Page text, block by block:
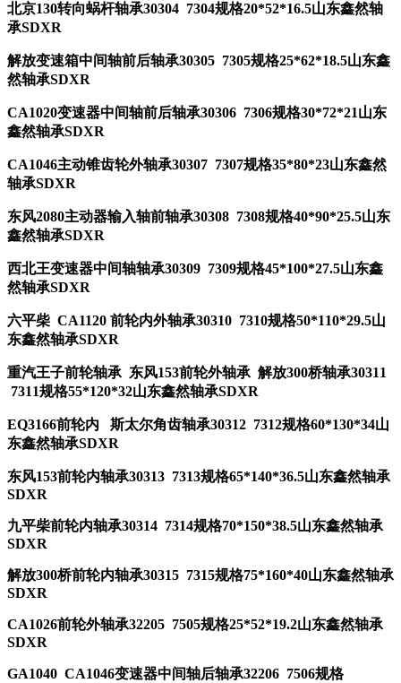
北京130转向蜗杆轴承30304 7304规格20*52*16.5山东鑫然轴
承SDXR
解放变速箱中间轴前后轴承30305 7305规格25*62*18.5山东鑫
然轴承SDXR
CA1020变速器中间轴前后轴承30306 7306规格30*72*21山东
鑫然轴承SDXR
CA1046主动锥齿轮外轴承30307 7307规格35*80*23山东鑫然
轴承SDXR
东风2080主动器输入轴前轴承30308 7308规格40*90*25.5山东
鑫然轴承SDXR
西北王变速器中间轴轴承30309 7309规格45*100*27.5山东鑫
然轴承SDXR
六平柴 CA1120 前轮内外轴承30310 7310规格50*110*29.5山
东鑫然轴承SDXR
重汽王子前轮轴承 东风153前轮外轴承 解放300桥轴承30311
7311规格55*120*32山东鑫然轴承SDXR
EQ3166前轮内 斯太尔角齿轴承30312 7312规格60*130*34山
东鑫然轴承SDXR
东风153前轮内轴承30313 7313规格65*140*36.5山东鑫然轴承
SDXR
九平柴前轮内轴承30314 7314规格70*150*38.5山东鑫然轴承
SDXR
解放300桥前轮内轴承30315 7315规格75*160*40山东鑫然轴承
SDXR
CA1026前轮外轴承32205 7505规格25*52*19.2山东鑫然轴承
SDXR
GA1040 CA1046变速器中间轴后轴承32206 7506规格